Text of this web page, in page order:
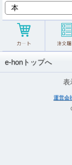
e-honトップへ
表
運営会